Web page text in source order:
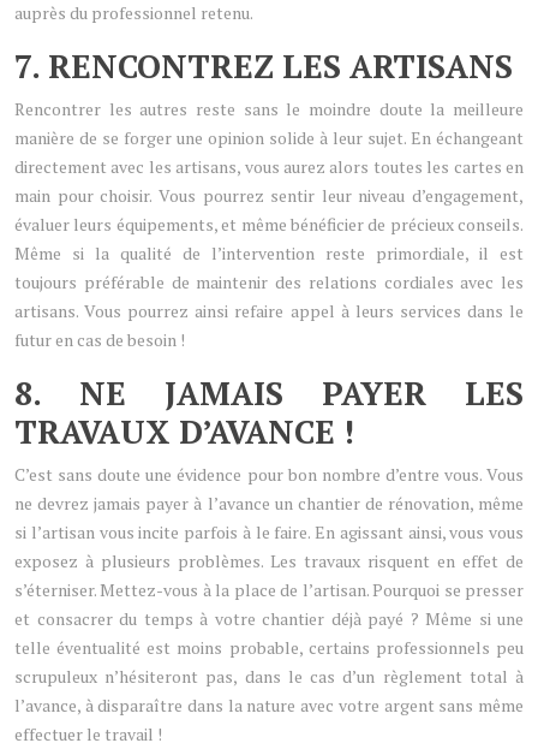
auprès du professionnel retenu.
7. RENCONTREZ LES ARTISANS
Rencontrer les autres reste sans le moindre doute la meilleure
manière de se forger une opinion solide à leur sujet. En échangeant
directement avec les artisans, vous aurez alors toutes les cartes en
main pour choisir. Vous pourrez sentir leur niveau d’engagement,
évaluer leurs équipements, et même bénéficier de précieux conseils.
Même si la qualité de l’intervention reste primordiale, il est
toujours préférable de maintenir des relations cordiales avec les
artisans. Vous pourrez ainsi refaire appel à leurs services dans le
futur en cas de besoin !
8. NE JAMAIS PAYER LES
TRAVAUX D’AVANCE !
C’est sans doute une évidence pour bon nombre d’entre vous. Vous
ne devrez jamais payer à l’avance un chantier de rénovation, même
si l’artisan vous incite parfois à le faire. En agissant ainsi, vous vous
exposez à plusieurs problèmes. Les travaux risquent en effet de
s’éterniser. Mettez-vous à la place de l’artisan. Pourquoi se presser
et consacrer du temps à votre chantier déjà payé ? Même si une
telle éventualité est moins probable, certains professionnels peu
scrupuleux n’hésiteront pas, dans le cas d’un règlement total à
l’avance, à disparaître dans la nature avec votre argent sans même
effectuer le travail !